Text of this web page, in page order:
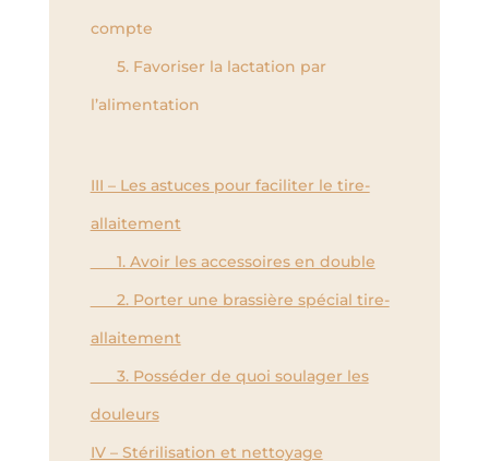
compte
5. Favoriser la lactation par
l’alimentation
III – Les astuces pour faciliter le tire-
allaitement
1. Avoir les accessoires en double
2. Porter une brassière spécial tire-
allaitement
3. Posséder de quoi soulager les
douleurs
IV – Stérilisation et nettoyage